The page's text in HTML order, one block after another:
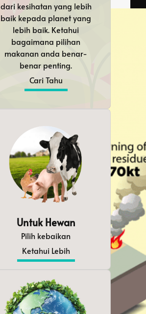
dari kesihatan yang lebih
baik kepada planet yang
lebih baik. Ketahui
bagaimana pilihan
makanan anda benar-
benar penting.
Cari Tahu
Untuk Hewan
Pilih kebaikan
Ketahui Lebih